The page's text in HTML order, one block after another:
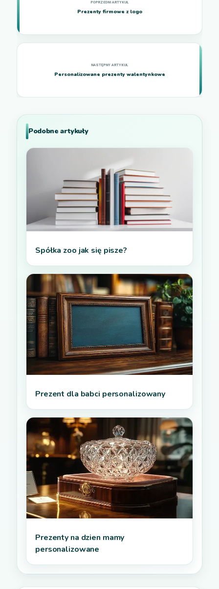
Prezenty firmowe z logo
Personalizowane prezenty walentynkowe
Podobne artykuły
Spółka zoo jak się pisze?
Prezent dla babci personalizowany
Prezenty na dzien mamy
personalizowane